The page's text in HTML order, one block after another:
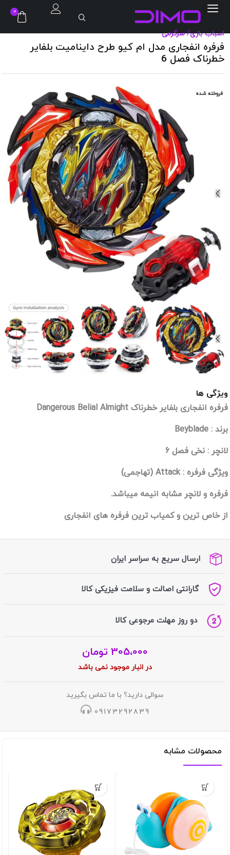
0
اسباب بازی/سرگرمی
فرفره انفجاری مدل ام کیو طرح داینامیت بلفایر
خطرناک فصل 6
فروخته شده
ویژگی ها
فرفره انفجاری بلفایر خطرناک Dangerous Belial Almight
برند : Beyblade
لانچر : نخی فصل 6
ویژگی فرفره : Attack (تهاجمی)
فرفره و لانچر مشابه انیمه میباشد.
از خاص ترین و کمیاب ترین فرفره های انفجاری
ارسال سریع به سراسر ایران
گارانتی اصالت و سلامت فیزیکی کالا
دو روز مهلت مرجوعی کالا
305،000 تومان
در انبار موجود نمی باشد
سوالی دارید؟ با ما تماس بگیرید
09173292839
محصولات مشابه